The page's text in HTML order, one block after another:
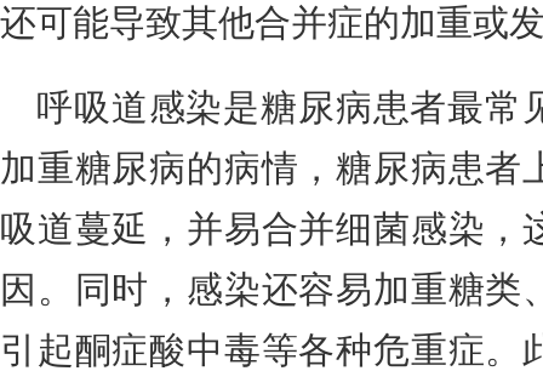
还可能导致其他合并症的加重或
呼吸道感染是糖尿病患者最常
加重糖尿病的病情，糖尿病患者
吸道蔓延，并易合并细菌感染，
因。同时，感染还容易加重糖类
引起酮症酸中毒等各种危重症。